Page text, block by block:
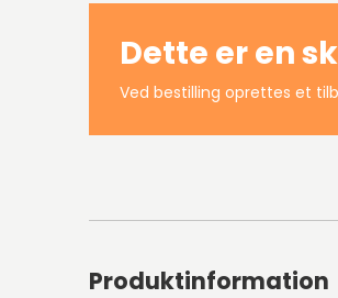
Dette er en
Ved bestilling oprettes et
Produktinformation